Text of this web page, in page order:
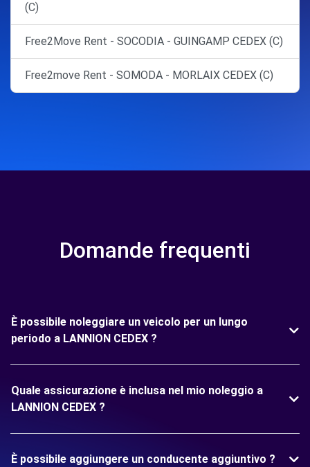
(C)
Free2Move Rent - SOCODIA - GUINGAMP CEDEX (C)
Free2move Rent - SOMODA - MORLAIX CEDEX (C)
Domande frequenti
È possibile noleggiare un veicolo per un lungo
periodo a LANNION CEDEX ?
Quale assicurazione è inclusa nel mio noleggio a
LANNION CEDEX ?
È possibile aggiungere un conducente aggiuntivo ?